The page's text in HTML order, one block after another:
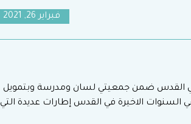
فبراير 26, 2021
في القدس ضمن جمعيتي لسان ومدرسة وبتمويل
الاخيرة في القدس إطارات عديدة التي